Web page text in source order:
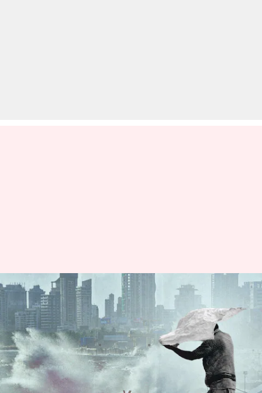
బిపర్‌జాయ్‌ తుఫాను ధాటికి 95 రైళ్లు
రద్దు, 30 వేల మందికిపైగా
పునరావాసం
వ్రాసిన వారు TEJAVYAS BESTHA Jun 14, 2023 11:22 am
ఈ వార్తాకథనం ఏంటి